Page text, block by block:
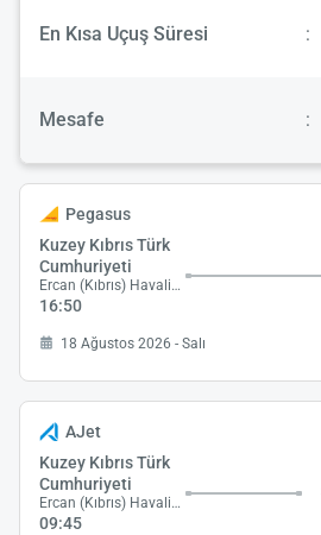
En Kısa Uçuş Süresi :
Mesafe :
Pegasus
Kuzey Kıbrıs Türk
Cumhuriyeti
Ercan (Kıbrıs) Havalimanı
16:50
18 Ağustos 2026 - Salı
AJet
Kuzey Kıbrıs Türk
Cumhuriyeti
Ercan (Kıbrıs) Havalimanı
09:45